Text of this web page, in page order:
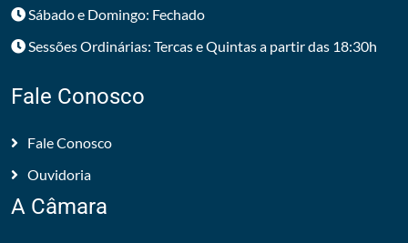
Sábado e Domingo: Fechado
Sessões Ordinárias: Tercas e Quintas a partir das 18:30h
Fale Conosco
Fale Conosco
Ouvidoria
A Câmara